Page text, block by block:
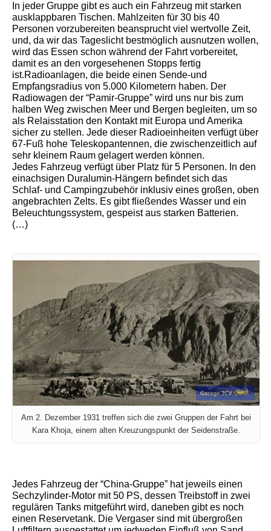
In jeder Gruppe gibt es auch ein Fahrzeug mit starken
ausklappbaren Tischen. Mahlzeiten für 30 bis 40
Personen vorzubereiten beansprucht viel wertvolle Zeit,
und, da wir das Tageslicht bestmöglich ausnutzen wollen,
wird das Essen schon während der Fahrt vorbereitet,
damit es an den vorgesehenen Stopps fertig
ist.Radioanlagen, die beide einen Sende-und
Empfangsradius von 5.000 Kilometern haben. Der
Radiowagen der “Pamir-Gruppe” wird uns nur bis zum
halben Weg zwischen Meer und Bergen begleiten, um so
als Relaisstation den Kontakt mit Europa und Amerika
sicher zu stellen. Jede dieser Radioeinheiten verfügt über
67-Fuß hohe Teleskopantennen, die zwischenzeitlich auf
sehr kleinem Raum gelagert werden können.
Jedes Fahrzeug verfügt über Platz für 5 Personen. In den
einachsigen Duralumin-Hängern befindet sich das
Schlaf- und Campingzubehör inklusiv eines großen, oben
angebrachten Zelts. Es gibt fließendes Wasser und ein
Beleuchtungssystem, gespeist aus starken Batterien.
(…)
Am 2. Dezember 1931 treffen sich die zwei Gruppen der Fahrt bei
Kara Khoja, einem alten Kreuzungspunkt der Seidenstraße.
Jedes Fahrzeug der “China-Gruppe” hat jeweils einen
Sechzylinder-Motor mit 50 PS, dessen Treibstoff in zwei
regulären Tanks mitgeführt wird, daneben gibt es noch
einen Reservetank. Die Vergaser sind mit übergroßen